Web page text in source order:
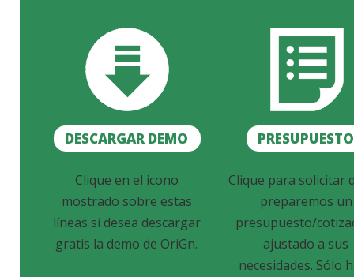
DESCARGAR DEMO PRESUPUESTO
Clique en el icono
mostrado sobre estas
líneas si desea descargar
gratis la demo de OriGn.
Clique para solicitar
preparemos un
presupuesto/
ajustado a sus
necesidades. Sólo